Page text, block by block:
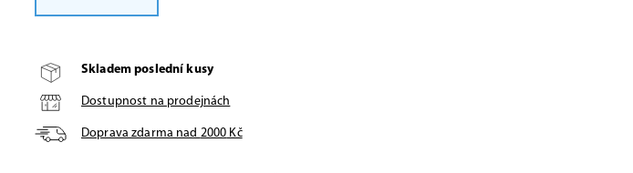
Skladem poslední kusy
Dostupnost na prodejnách
Doprava zdarma nad 2000 Kč